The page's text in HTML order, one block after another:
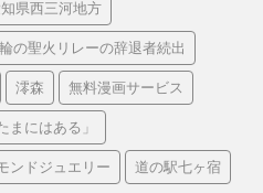
県西三河地方
の聖火リレーの辞退者続出
澪森 無料漫画サービス
まにはある」
ンドジュエリー 道の駅七ヶ宿